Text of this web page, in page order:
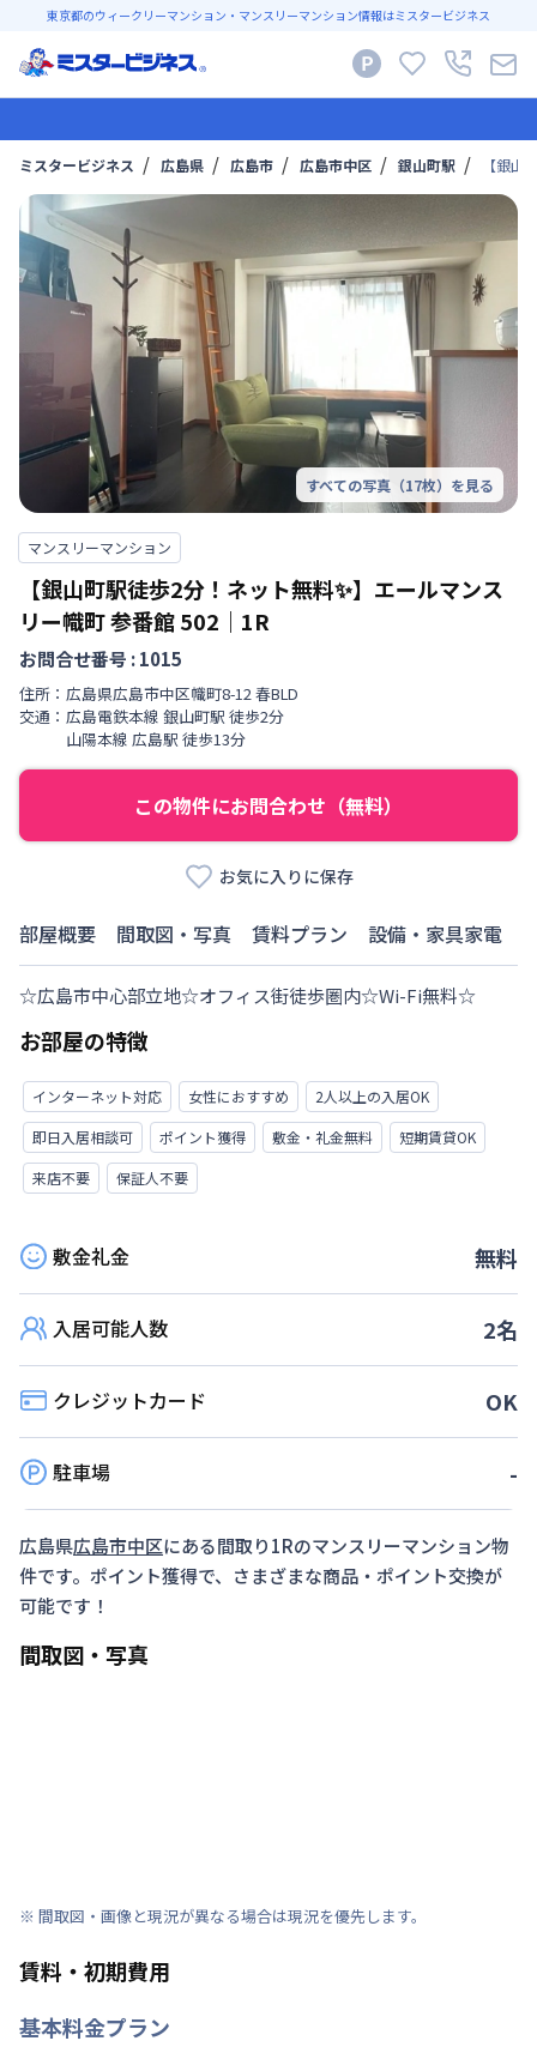
東京都のウィークリーマンション・マンスリーマンション情報はミスタービジネス
ミスタービジネス 広島県 広島市 広島市中区 銀山町駅 【銀
すべての写真（17枚）を見る
マンスリーマンション
【銀山町駅徒歩2分！ネット無料✨】エールマンス
リー幟町 参番館502 ｜ 1R
お問合せ番号 :1015
住所： 広島県広島市中区幟町8-12 春BLD
交通： 広島電鉄本線 銀山町駅 徒歩2分
山陽本線 広島駅 徒歩13分
この物件にお問合わせ（無料）
お気に入りに保存
部屋概要 間取図・写真 賃料プラン 設備・家具家電
☆広島市中心部立地☆オフィス街徒歩圏内☆Wi-Fi無料☆
お部屋の特徴
インターネット対応 女性におすすめ
2人以上の入居OK
即日入居相談可
ポイント獲得 敷金・礼金無料
短期賃貸OK
来店不要
保証人不要
敷金礼金 無料
入居可能人数 2名
クレジットカード OK
駐車場 -
広島県広島市中区にある間取り1Rのマンスリーマンション物
件です。ポイント獲得で、さまざまな商品・ポイント交換が
可能です！
間取図・写真
※ 間取図・画像と現況が異なる場合は現況を優先します。
賃料・初期費用
基本料金プラン